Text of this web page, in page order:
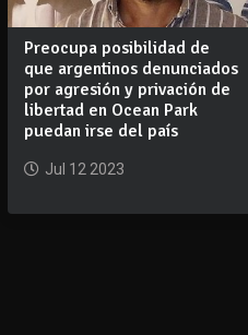
Preocupa posibilidad de
que argentinos denunciados
por agresión y privación de
libertad en Ocean Park
puedan irse del país
Jul 12 2023